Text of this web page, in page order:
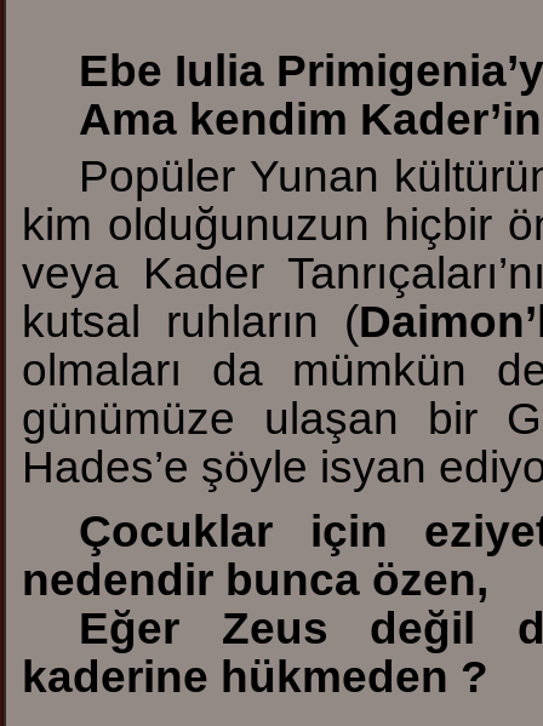
Ebe Iulia
Ama kendim
Popüler Yunan
kim olduğunuzun hiçbir
veya Kader
kutsal ruhların (
olmaları da mümkün
günümüze ulaşan bir
Hades’e şöyle isyan
Çocuklar için
nedendir bunca özen,
Eğer Zeus değil
kaderine hükmeden ?